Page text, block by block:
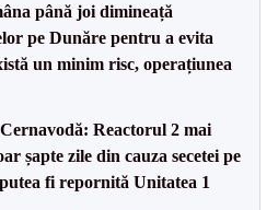
până joi dimineață
pe Dunăre pentru a evita
un minim risc, operațiunea
Reactorul 2 mai
șapte zile din cauza secetei pe
fi repornită Unitatea 1